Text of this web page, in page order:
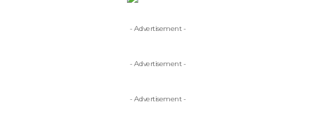
- Advertisement -
- Advertisement -
- Advertisement -